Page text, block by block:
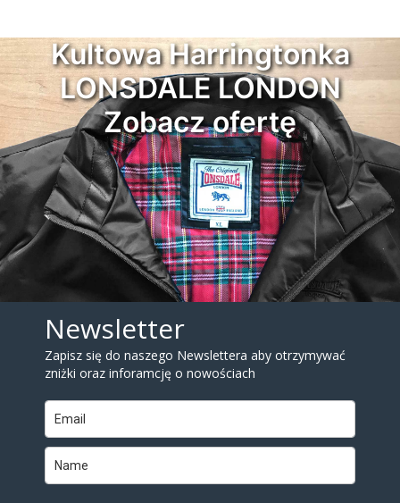
Kultowa Harringtonka
LONSDALE LONDON
Zobacz ofertę
Newsletter
Zapisz się do naszego Newslettera aby otrzymywać
zniżki oraz inforamcję o nowościach